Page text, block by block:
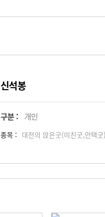
신석봉
구분 : 개인
종목 : 대전의 앉은굿(미친굿,안택